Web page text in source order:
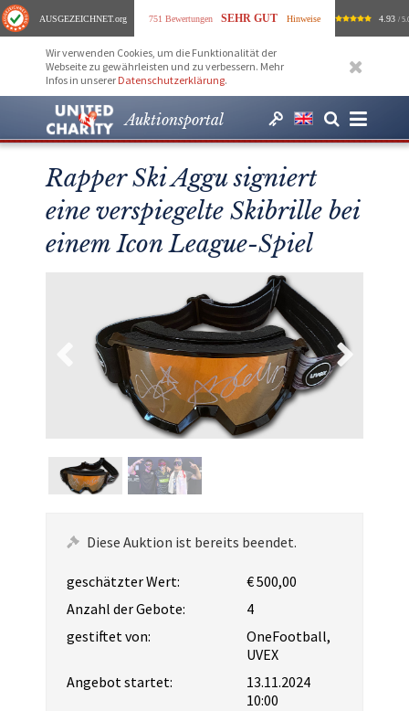
AUSGEZEICHNET.org 751 Bewertungen SEHR GUT Hinweise 4.93 /
Wir verwenden Cookies, um die Funktionalität der
Webseite zu gewährleisten und zu verbessern. Mehr
Infos in unserer Datenschutzerklärung.
Auktionsportal
Rapper Ski Aggu signiert
eine verspiegelte Skibrille bei
einem Icon League-Spiel
Diese Auktion ist bereits beendet.
geschätzter Wert:
€ 500,00
Anzahl der Gebote:
4
gestiftet von:
OneFootball,
UVEX
Angebot startet:
13.11.2024
10:00